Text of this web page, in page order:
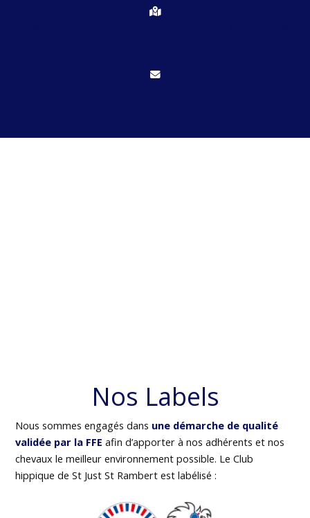
Nos Labels
Nous sommes engagés dans une démarche de qualité
validée par la FFE afin d’apporter à nos adhérents et nos
chevaux le meilleur environnement possible. Le Club
hippique de St Just St Rambert est labélisé :